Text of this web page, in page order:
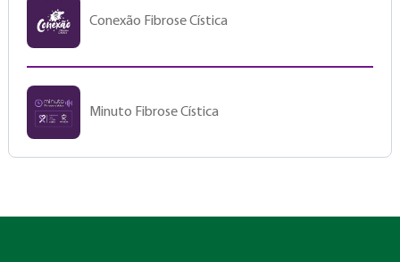
Conexão Fibrose Cística
Minuto Fibrose Cística